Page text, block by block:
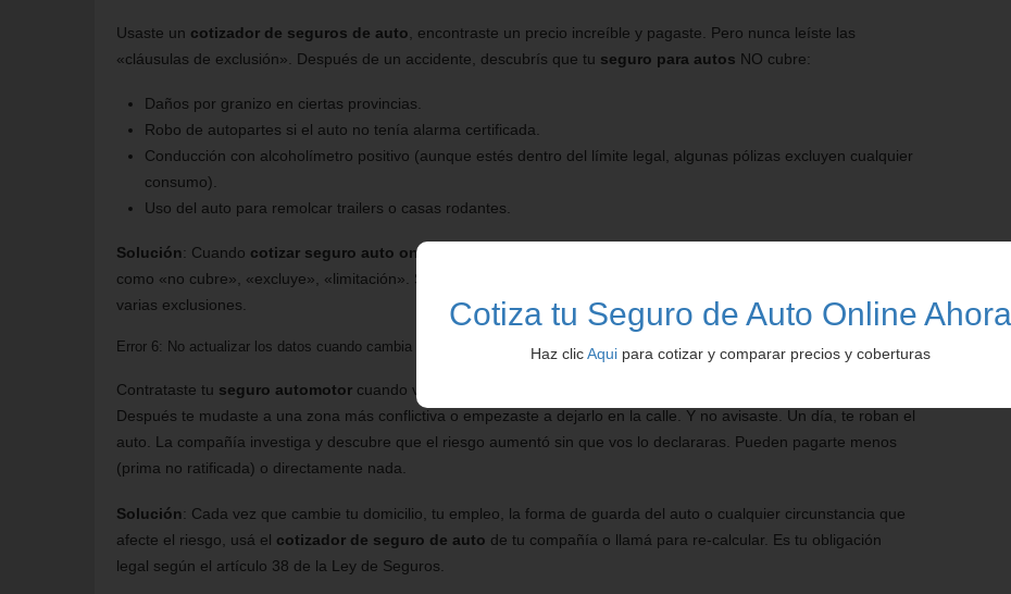
Cotiza tu Seguro de Auto Online Ahora
Haz clicAqui para cotizar y comparar precios y coberturas
Usaste un cotizador de seguros de auto , encontraste un precio increíble y pagaste. Pero nunca leíste las
«cláusulas de exclusión». Después de un accidente, descubrís que tu seguro para autos NO cubre:
Daños por granizo en ciertas provincias.
Robo de autopartes si el auto no tenía alarma certificada.
Conducción con alcoholímetro positivo (aunque estés dentro del límite legal, algunas pólizas excluyen cualquier
consumo).
Uso del auto para remolcar trailers o casas rodantes.
Solución: Cuando cotizar seguro auto online
como «no cubre», «excluye», «limitación». Si el
varias exclusiones.
Error 6: No actualizar los datos cuando cambia el riesgo
Contrataste tu seguro automotor cuando vivías en un barrio tranquilo y el auto dormía en cochera cerrada.
Después te mudaste a una zona más conflictiva o empezaste a dejarlo en la calle. Y no avisaste. Un día, te roban el
auto. La compañía investiga y descubre que el riesgo aumentó sin que vos lo declararas. Pueden pagarte menos
(prima no ratificada) o directamente nada.
Solución: Cada vez que cambie tu domicilio, tu empleo, la forma de guarda del auto o cualquier circunstancia que
afecte el riesgo, usá el cotizador de seguro de auto de tu compañía o llamá para re-calcular. Es tu obligación
legal según el artículo 38 de la Ley de Seguros.